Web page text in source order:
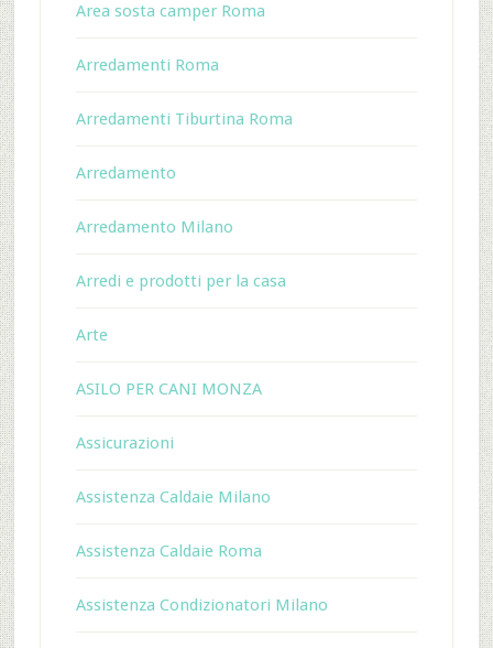
Area sosta camper Roma
Arredamenti Roma
Arredamenti Tiburtina Roma
Arredamento
Arredamento Milano
Arredi e prodotti per la casa
Arte
ASILO PER CANI MONZA
Assicurazioni
Assistenza Caldaie Milano
Assistenza Caldaie Roma
Assistenza Condizionatori Milano